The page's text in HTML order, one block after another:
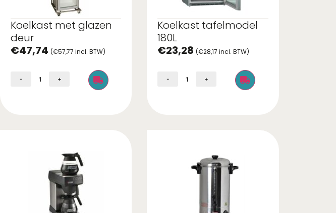
Koelkast met glazen
deur
€47,74 (€57,77 incl. BTW)
- +
Koelkast tafelmodel
180L
€23,28 (€28,17 incl. BTW)
- +